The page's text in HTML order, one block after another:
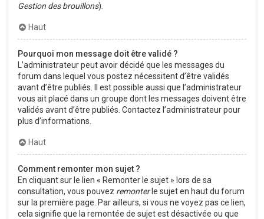
Gestion des brouillons).
Haut
Pourquoi mon message doit être validé ?
L’administrateur peut avoir décidé que les messages du
forum dans lequel vous postez nécessitent d’être validés
avant d’être publiés. Il est possible aussi que l’administrateur
vous ait placé dans un groupe dont les messages doivent être
validés avant d’être publiés. Contactez l’administrateur pour
plus d’informations.
Haut
Comment remonter mon sujet ?
En cliquant sur le lien « Remonter le sujet » lors de sa
consultation, vous pouvez remonterle sujet en haut du forum
sur la première page. Par ailleurs, si vous ne voyez pas ce lien,
cela signifie que la remontée de sujet est désactivée ou que